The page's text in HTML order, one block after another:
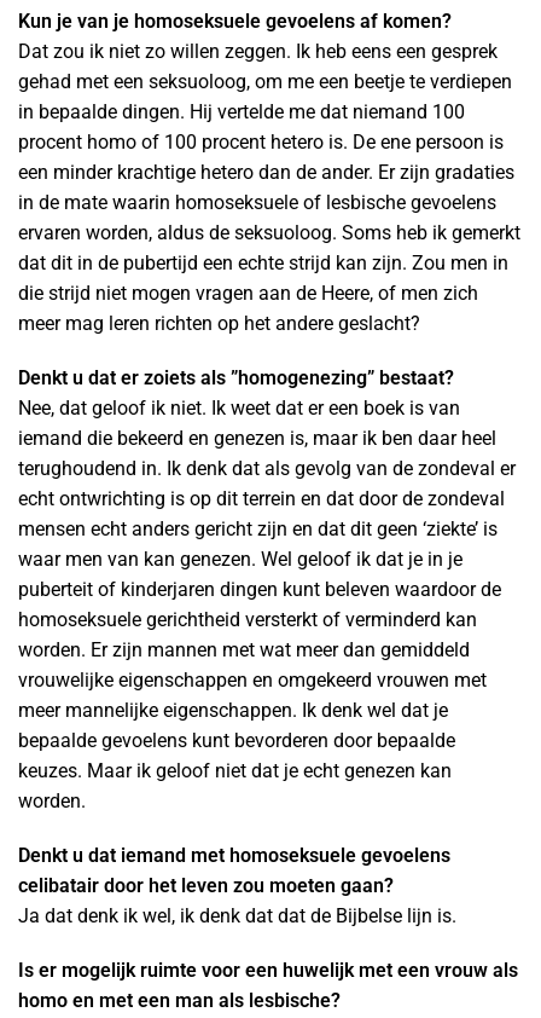
Kun je van je homoseksuele gevoelens af komen?
Dat zou ik niet zo willen zeggen. Ik heb eens een gesprek
gehad met een seksuoloog, om me een beetje te verdiepen
in bepaalde dingen. Hij vertelde me dat niemand 100
procent homo of 100 procent hetero is. De ene persoon is
een minder krachtige hetero dan de ander. Er zijn gradaties
in de mate waarin homoseksuele of lesbische gevoelens
ervaren worden, aldus de seksuoloog. Soms heb ik gemerkt
dat dit in de pubertijd een echte strijd kan zijn. Zou men in
die strijd niet mogen vragen aan de Heere, of men zich
meer mag leren richten op het andere geslacht?
Denkt u dat er zoiets als ”homogenezing” bestaat?
Nee, dat geloof ik niet. Ik weet dat er een boek is van
iemand die bekeerd en genezen is, maar ik ben daar heel
terughoudend in. Ik denk dat als gevolg van de zondeval er
echt ontwrichting is op dit terrein en dat door de zondeval
mensen echt anders gericht zijn en dat dit geen ‘ziekte’ is
waar men van kan genezen. Wel geloof ik dat je in je
puberteit of kinderjaren dingen kunt beleven waardoor de
homoseksuele gerichtheid versterkt of verminderd kan
worden. Er zijn mannen met wat meer dan gemiddeld
vrouwelijke eigenschappen en omgekeerd vrouwen met
meer mannelijke eigenschappen. Ik denk wel dat je
bepaalde gevoelens kunt bevorderen door bepaalde
keuzes. Maar ik geloof niet dat je echt genezen kan
worden.
Denkt u dat iemand met homoseksuele gevoelens
celibatair door het leven zou moeten gaan?
Ja dat denk ik wel, ik denk dat dat de Bijbelse lijn is.
Is er mogelijk ruimte voor een huwelijk met een vrouw als
homo en met een man als lesbische?